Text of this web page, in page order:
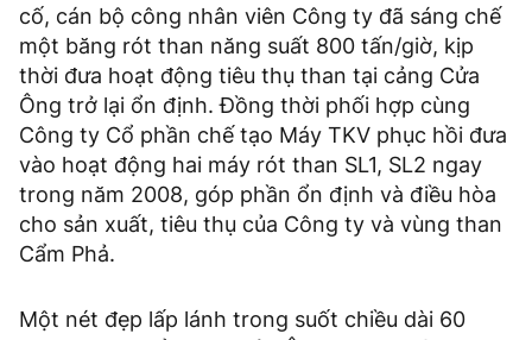
cố, cán bộ công nhân viên Công ty đã sáng chế
một băng rót than năng suất 800 tấn/giờ, kịp
thời đưa hoạt động tiêu thụ than tại cảng Cửa
Ông trở lại ổn định. Đồng thời phối hợp cùng
Công ty Cổ phần chế tạo Máy TKV phục hồi đưa
vào hoạt động hai máy rót than SL1, SL2 ngay
trong năm 2008, góp phần ổn định và điều hòa
cho sản xuất, tiêu thụ của Công ty và vùng than
Cẩm Phả.
Một nét đẹp lấp lánh trong suốt chiều dài 60